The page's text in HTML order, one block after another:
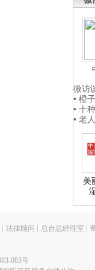
微访
• 橙
• 十
• 老
美
法律顾问 总台总经理室
083号